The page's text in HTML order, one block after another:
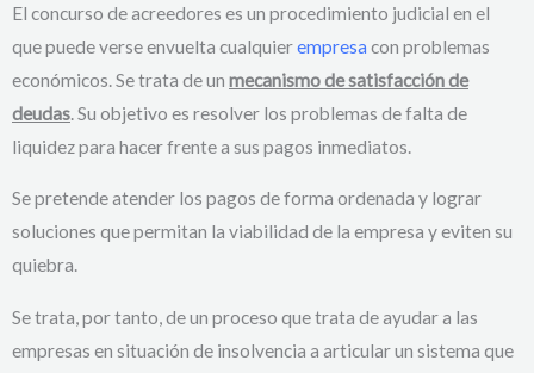
El concurso de acreedores es un procedimiento judicial en el
que puede verse envuelta cualquierempresa con problemas
económicos. Se trata de un mecanismo de satisfacción de
deudas. Su objetivo es resolver los problemas de falta de
liquidez para hacer frente a sus pagos inmediatos.
Se pretende atender los pagos de forma ordenada y lograr
soluciones que permitan la viabilidad de la empresa y eviten su
quiebra.
Se trata, por tanto, de un proceso que trata de ayudar a las
empresas en situación de insolvencia a articular un sistema que